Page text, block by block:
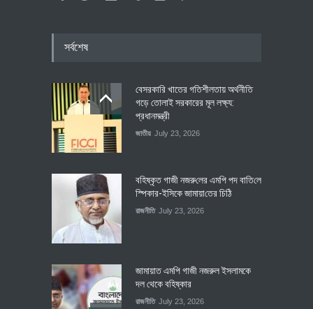
সর্বশেষ
বেসরকারি খাতের গতিশীলতায় অর্থনীতি
গড়ে তোলাই সরকারের মূল লক্ষ্য:
প্রধানমন্ত্রী
জাতীয় July 23, 2026
বহিষ্কৃত গাজী নজরু‌লের এম‌পি পদ বা‌তি‌লে
স্পিকার-ইসিকে জামায়া‌তের চি‌ঠি
রাজনীতি July 23, 2026
জামায়াত এমপি গাজী নজরুল ইসলামকে
দল থেকে বহিষ্কার
রাজনীতি July 23, 2026